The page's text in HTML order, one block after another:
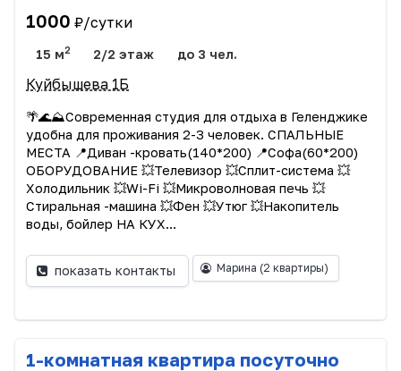
1000 ₽/сутки
15 м2 2/2 этаж до 3 чел.
Куйбышева 1Б
🌴🌊⛰️Современная студия для отдыха в Геленджике
удобна для проживания 2-3 человек. СПАЛЬНЫЕ
МЕСТА 📍Диван -кровать(140*200) 📍Софа(60*200)
ОБОРУДОВАНИЕ 💥Телевизор 💥Сплит-система 💥
Холодильник 💥Wi-Fi 💥Микроволновая печь 💥
Стиральная -машина 💥Фен 💥Утюг 💥Накопитель
воды, бойлер НА КУХ...
показать контакты Марина (2 квартиры)
1-комнатная квартира посуточно